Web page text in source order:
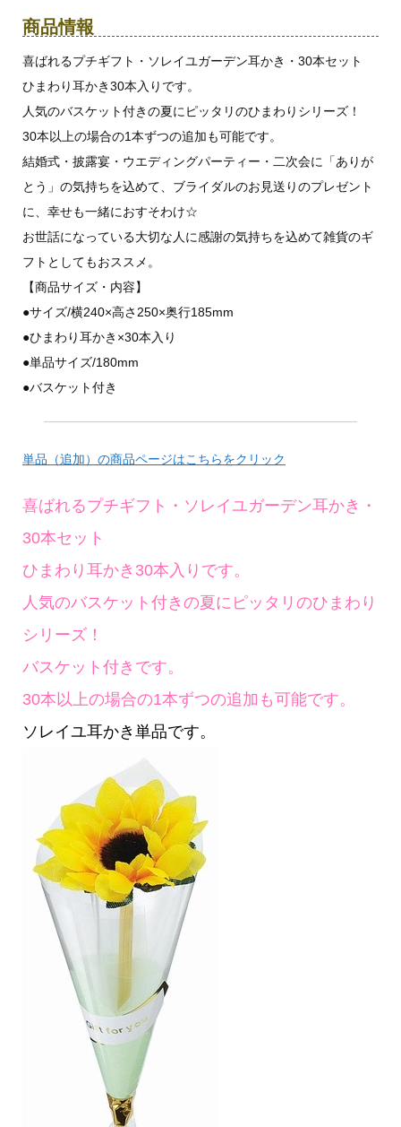
商品情報
喜ばれるプチギフト・ソレイユガーデン耳かき・30本セット
ひまわり耳かき30本入りです。
人気のバスケット付きの夏にピッタリのひまわりシリーズ！
30本以上の場合の1本ずつの追加も可能です。
結婚式・披露宴・ウエディングパーティー・二次会に「ありが
とう」の気持ちを込めて、ブライダルのお見送りのプレゼント
に、幸せも一緒におすそわけ☆
お世話になっている大切な人に感謝の気持ちを込めて雑貨のギ
フトとしてもおススメ。
【商品サイズ・内容】
●サイズ/横240×高さ250×奥行185mm
●ひまわり耳かき×30本入り
●単品サイズ/180mm
●バスケット付き
単品（追加）の商品ページはこちらをクリック
喜ばれるプチギフト・ソレイユガーデン耳かき・
30本セット
ひまわり耳かき30本入りです。
人気のバスケット付きの夏にピッタリのひまわり
シリーズ！
バスケット付きです。
30本以上の場合の1本ずつの追加も可能です。
ソレイユ耳かき単品です。